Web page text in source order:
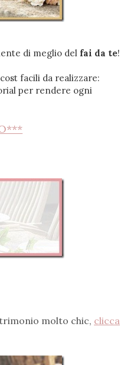
di meglio del fai da te!
facili da realizzare:
per rendere ogni
molto chic, clicca